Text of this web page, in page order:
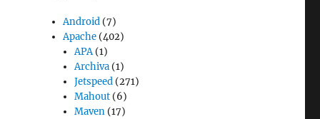
Android (7)
Apache (402)
APA(1)
Archiva (1)
Jetspeed (271)
Mahout (6)
Maven (17)